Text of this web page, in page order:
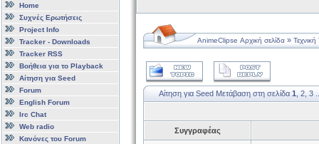
Home
Συχνές Ερωτήσεις
Project Info
Tracker - Downloads
Tracker RSS
Βοήθεια για το Playback
Αίτηση για Seed
Forum
English Forum
Irc Chat
Web radio
Κανόνες του Forum
AnimeClipse Αρχική σελίδα »
Αίτηση για Seed Μετάβαση στη σελίδα 1 2 3
Συγγραφέας